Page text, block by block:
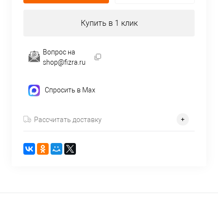
Купить в 1 клик
Вопрос на
shop@fizra.ru
Спросить в Max
Рассчитать доставку